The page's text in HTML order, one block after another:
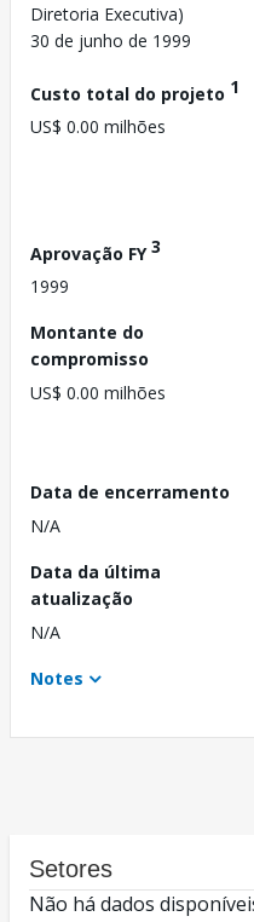
Diretoria Executiva)
30 de junho de 1999
Custo total do projeto 1
US$ 0.00 milhões
Aprovação FY3
1999
Montante do
compromisso
US$ 0.00 milhões
Data de encerramento
N/A
Data da última
atualização
N/A
Notes
Setores
Não há dados